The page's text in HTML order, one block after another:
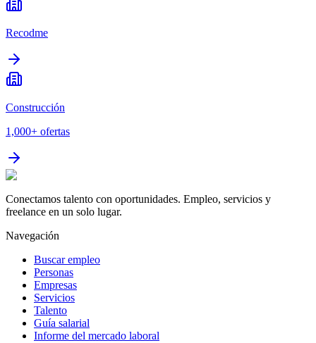
Recodme
Construcción
1,000+ ofertas
Conectamos talento con oportunidades. Empleo, servicios y
freelance en un solo lugar.
Navegación
Buscar empleo
Personas
Empresas
Servicios
Talento
Guía salarial
Informe del mercado laboral